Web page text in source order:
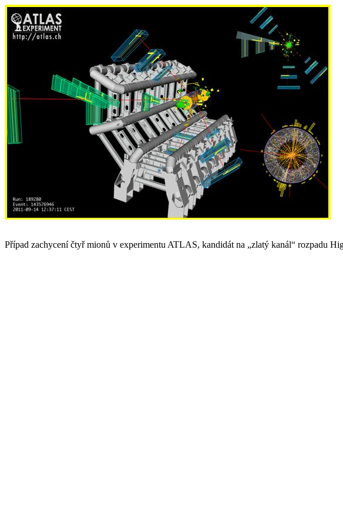
Případ zachycení čtyř mionů v experimentu ATLAS, kandidát na „zlatý kanál“ rozpadu